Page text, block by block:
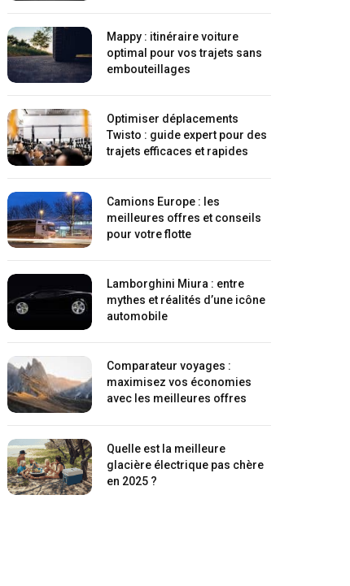
Mappy : itinéraire voiture
optimal pour vos trajets sans
embouteillages
Optimiser déplacements
Twisto : guide expert pour des
trajets efficaces et rapides
Camions Europe : les
meilleures offres et conseils
pour votre flotte
Lamborghini Miura : entre
mythes et réalités d’une icône
automobile
Comparateur voyages :
maximisez vos économies
avec les meilleures offres
Quelle est la meilleure
glacière électrique pas chère
en 2025 ?